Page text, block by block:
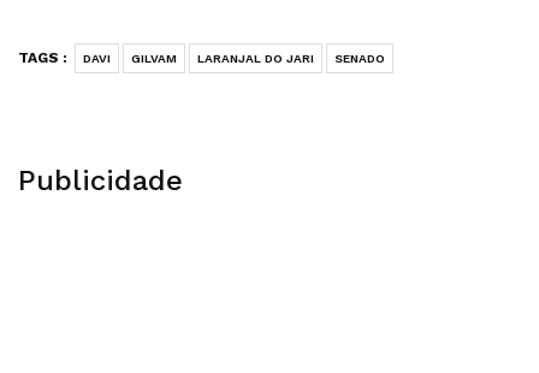
TAGS : DAVI GILVAM LARANJAL DO JARI SENADO
Publicidade